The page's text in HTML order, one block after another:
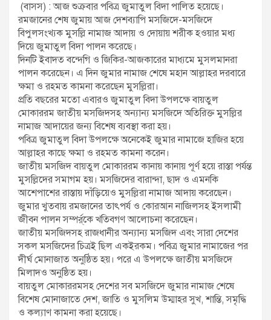
(বাসস) : আজ শুক্রবার পবিত্র জুমাতুল বিদা পালিত হয়েছে।
রমজানের শেষ জুমায় আজ দেশব্যাপি মসজিদে-মসজিদে
বিপুলসংখ্যক মুসল্লি নামাজ আদায় ও দোয়ায় শরীক হওয়ার মধ্য
দিয়ে জুমাতুল বিদা পালন করেছে।
দিনটি ইবাদত বন্দেগি ও জিকির-আজকারের মাধ্যমে মুসলমানরা
পালন করেছেন। এ দিন জুমার নামাজ শেষে মহান আল্লাহর দরবারে
ক্ষমা ও রহমত কামনা করেছেন মুসল্লিরা।
প্রতি বছরের মতো এবারও জুমাতুল বিদা উপলক্ষে বায়তুল
মোকাররম জাতীয় মসজিদসহ অন্যান্য মসজিদে অতিরিক্ত মুসল্লির
নামাজ আদায়ের জন্য বিশেষ ব্যবস্থা করা হয়।
পবিত্র জুমাতুল বিদা উপলক্ষে অনেকেই জুমার নামাজে হাজির হয়ে
আল্লাহর কাছে ক্ষমা ও রহমত কামনা করেন।
জাতীয় মসজিদ বায়তুল মোকাররম কানায় কানায় পূর্ণ হয়ে রাস্তা পর্যন্ত
মুসল্লিদের সমাগম হয়। মসজিদের বারান্দা, ছাদ ও এমনকি
আশেপাশের রাস্তায় দাঁড়িয়েও মুসল্লিরা নামাজ আদায় করেছেন।
জুমার খুতবায় রমজানের তাৎপর্য ও কোরআন নাজিলসহ ইসলামী
জীবন পালন সম্পর্র্কে খতিবগণ আলোচনা করেছেন।
জাতীয় মসজিদসহ রাজধানীর অন্যান্য মসজিদ এবং সারা দেশের
সকল মসজিদের চিত্রই ছিল একইরকম। পবিত্র জুমার নামাজের পর
দীর্ঘ মোনাজাত অনুষ্ঠিত হয়। পরে এ উপলক্ষে জাতীয় মসজিদে
মিলাদও অনুষ্ঠিত হয়।
বায়তুল মোকাররমসহ দেশের সব মসজিদে জুমার নামাজ শেষে
বিশেষ মোনাজাতে দেশ, জাতি ও মুসলিম উম্মাহর সুখ, শান্তি, সমৃদ্ধি
ও কল্যাণ কামনা করা হয়েছে।